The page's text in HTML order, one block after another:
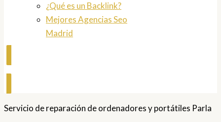
¿Qué es un Backlink?
Mejores Agencias Seo
Madrid
Servicio de reparación de ordenadores y portátiles Parla